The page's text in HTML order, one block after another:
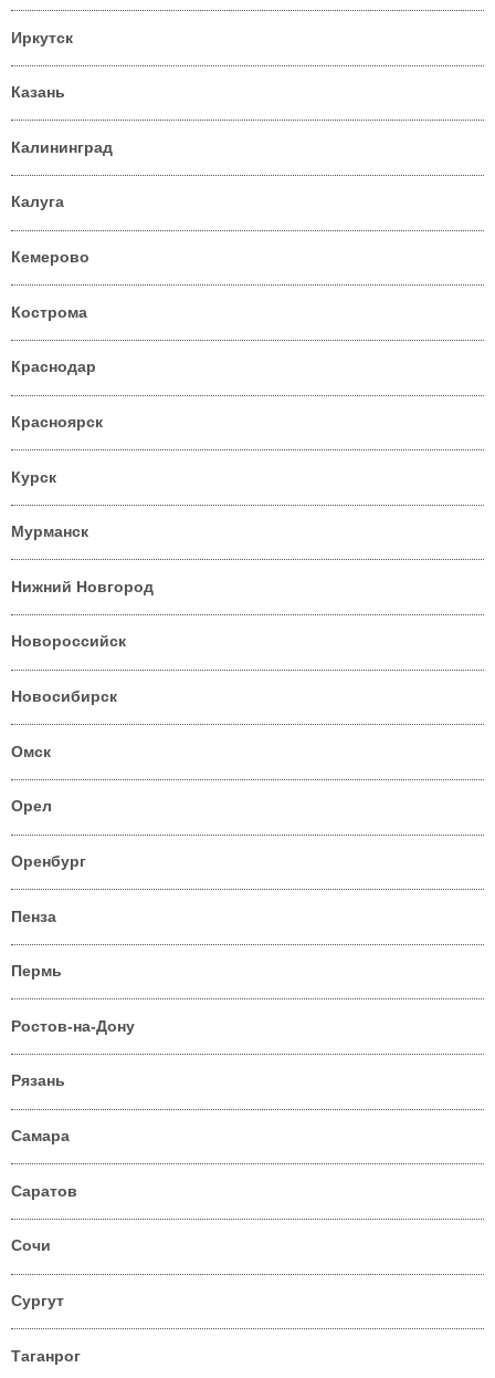
Иркутск
Казань
Калининград
Калуга
Кемерово
Кострома
Краснодар
Красноярск
Курск
Мурманск
Нижний Новгород
Новороссийск
Новосибирск
Омск
Орел
Оренбург
Пенза
Пермь
Ростов-на-Дону
Рязань
Самара
Саратов
Сочи
Сургут
Таганрог